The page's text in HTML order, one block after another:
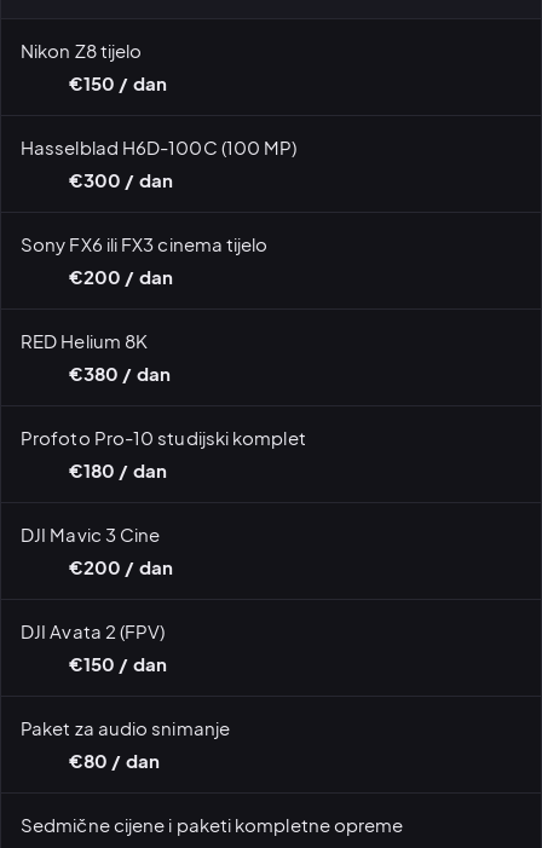
Nikon Z8 tijelo
€150 / dan
Hasselblad H6D-100C (100 MP)
€300 / dan
Sony FX6 ili FX3 cinema tijelo
€200 / dan
RED Helium 8K
€380 / dan
Profoto Pro-10 studijski komplet
€180 / dan
DJI Mavic 3 Cine
€200 / dan
DJI Avata 2 (FPV)
€150 / dan
Paket za audio snimanje
€80 / dan
Sedmične cijene i paketi kompletne opreme